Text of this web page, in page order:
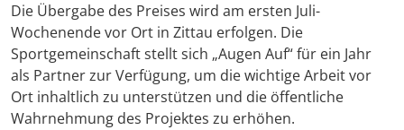
Die Übergabe des Preises wird am ersten Juli-
Wochenende vor Ort in Zittau erfolgen. Die
Sportgemeinschaft stellt sich „Augen Auf“ für ein Jahr
als Partner zur Verfügung, um die wichtige Arbeit vor
Ort inhaltlich zu unterstützen und die öffentliche
Wahrnehmung des Projektes zu erhöhen.